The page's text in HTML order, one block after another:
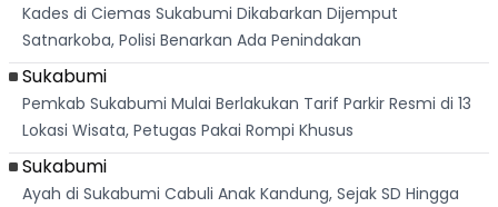
Kades di Ciemas Sukabumi Dikabarkan Dijemput
Satnarkoba, Polisi Benarkan Ada Penindakan
Sukabumi
Pemkab Sukabumi Mulai Berlakukan Tarif Parkir Resmi di 13
Lokasi Wisata, Petugas Pakai Rompi Khusus
Sukabumi
Ayah di Sukabumi Cabuli Anak Kandung, Sejak SD Hingga